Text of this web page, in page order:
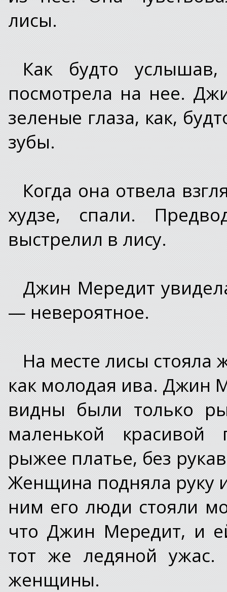
лисы.
Как будто
посмотрела на нее.
зеленые глаза, как,
зубы.
Когда она отвела
худзе, спали.
выстрелил в лису.
Джин Мередит
— невероятное.
На месте лисы стояла
как молодая ива. Джин
видны были только
маленькой красивой
рыжее платье, без
Женщина подняла руку
ним его люди стояли
что Джин Мередит, и
тот же ледяной ужас.
женщины.